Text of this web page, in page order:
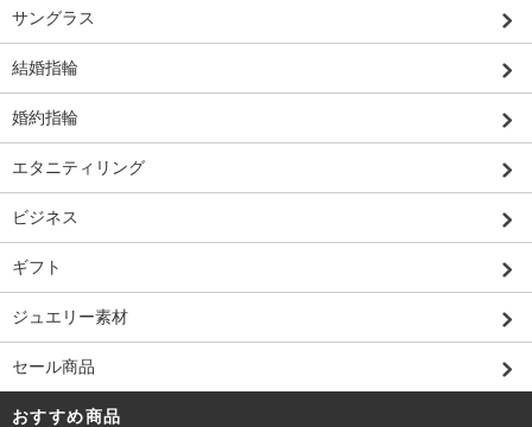
サングラス
結婚指輪
婚約指輪
エタニティリング
ビジネス
ギフト
ジュエリー素材
セール商品
おすすめ商品